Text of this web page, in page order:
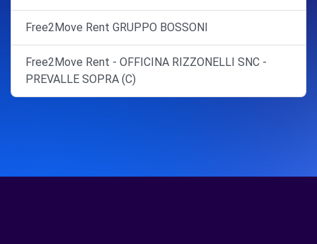
Free2Move Rent GRUPPO BOSSONI
Free2Move Rent - OFFICINA RIZZONELLI SNC -
PREVALLE SOPRA (C)